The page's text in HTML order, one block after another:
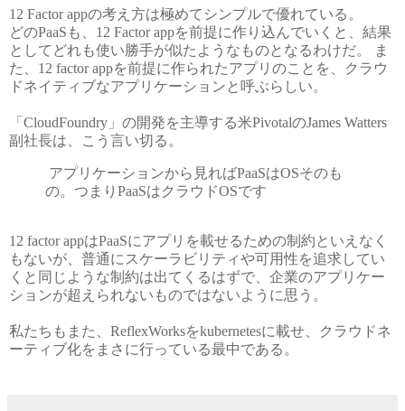
12 Factor appの考え方は極めてシンプルで優れている。
どのPaaSも、12 Factor appを前提に作り込んでいくと、結果
としてどれも使い勝手が似たようなものとなるわけだ。 ま
た、12 factor appを前提に作られたアプリのことを、クラウ
ドネイティブなアプリケーションと呼ぶらしい。
「CloudFoundry」の開発を主導する米PivotalのJames Watters
副社長は、こう言い切る。
アプリケーションから見ればPaaSはOSそのも
の。つまりPaaSはクラウドOSです
12 factor appはPaaSにアプリを載せるための制約といえなく
もないが、普通にスケーラビリティや可用性を追求してい
くと同じような制約は出てくるはずで、企業のアプリケー
ションが超えられないものではないように思う。
私たちもまた、ReflexWorksをkubernetesに載せ、クラウドネ
ーティブ化をまさに行っている最中である。